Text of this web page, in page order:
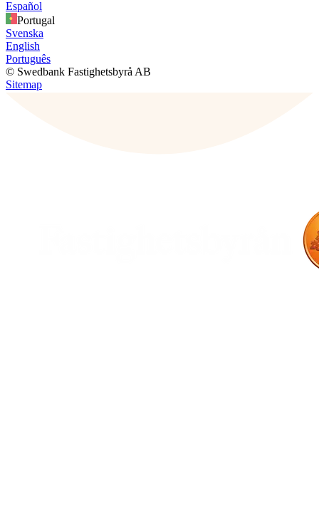
Español
Portugal
Svenska
English
Português
© Swedbank Fastighetsbyrå AB
Sitemap